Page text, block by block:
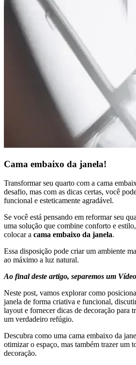
Cama embaixo da janela!
Transformar seu quarto com a cama
desafio, mas com as dicas certas, você
funcional e esteticamente agradável.
Se você está pensando em reformar seu
uma solução que combine conforto e
colocar a cama embaixo da janela.
Essa disposição pode criar um ambiente
ao máximo a luz natural.
Ao final deste artigo, separemos um
Neste post, vamos explorar como
janela de forma criativa e funcional,
layout e fornecer dicas de decoração para
um verdadeiro refúgio.
Descubra como uma cama embaixo da
otimizar o espaço, mas também trazer um
decoração.